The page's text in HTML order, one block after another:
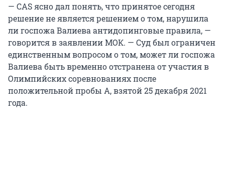
— CAS ясно дал понять, что принятое сегодня
решение не является решением о том, нарушила
ли госпожа Валиева антидопинговые правила, —
говорится в заявлении МОК. — Суд был ограничен
единственным вопросом о том, может ли госпожа
Валиева быть временно отстранена от участия в
Олимпийских соревнованиях после
положительной пробы А, взятой 25 декабря 2021
года.